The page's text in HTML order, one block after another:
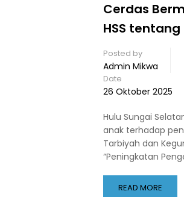
Cerdas
HSS
Posted by
Admin Mikwa
Date
26 Oktober 2025
Hulu Sungai
anak terhadap
Tarbiyah dan
“Peningkatan
READ MORE